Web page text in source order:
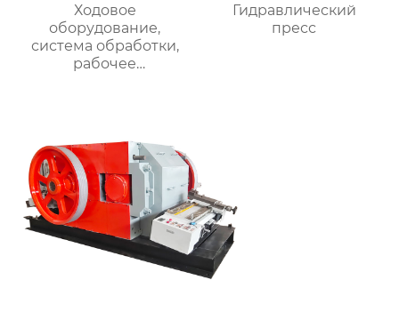
Ходовое
оборудование,
система обработки,
рабочее
Гидравлический
пресс